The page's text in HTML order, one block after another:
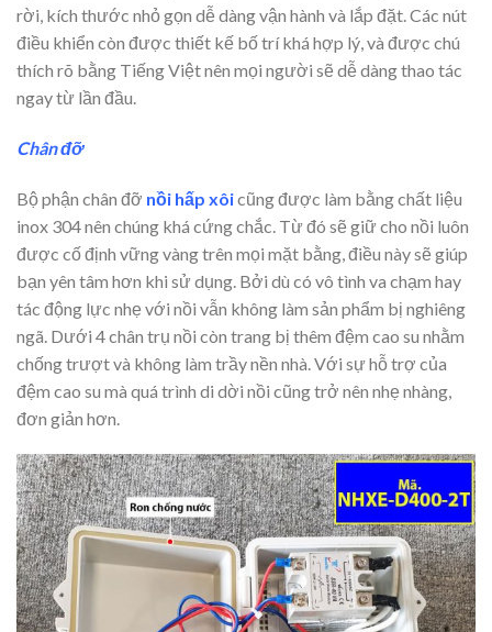
rời, kích thước nhỏ gọn dễ dàng vận hành và lắp đặt. Các nút
điều khiển còn được thiết kế bố trí khá hợp lý, và được chú
thích rõ bằng Tiếng Việt nên mọi người sẽ dễ dàng thao tác
ngay từ lần đầu.
Chân đỡ
Bộ phận chân đỡ nồi hấp xôicũng được làm bằng chất liệu
inox 304 nên chúng khá cứng chắc. Từ đó sẽ giữ cho nồi luôn
được cố định vững vàng trên mọi mặt bằng, điều này sẽ giúp
bạn yên tâm hơn khi sử dụng. Bởi dù có vô tình va chạm hay
tác động lực nhẹ với nồi vẫn không làm sản phẩm bị nghiêng
ngã. Dưới 4 chân trụ nồi còn trang bị thêm đệm cao su nhằm
chống trượt và không làm trầy nền nhà. Với sự hỗ trợ của
đệm cao su mà quá trình di dời nồi cũng trở nên nhẹ nhàng,
đơn giản hơn.